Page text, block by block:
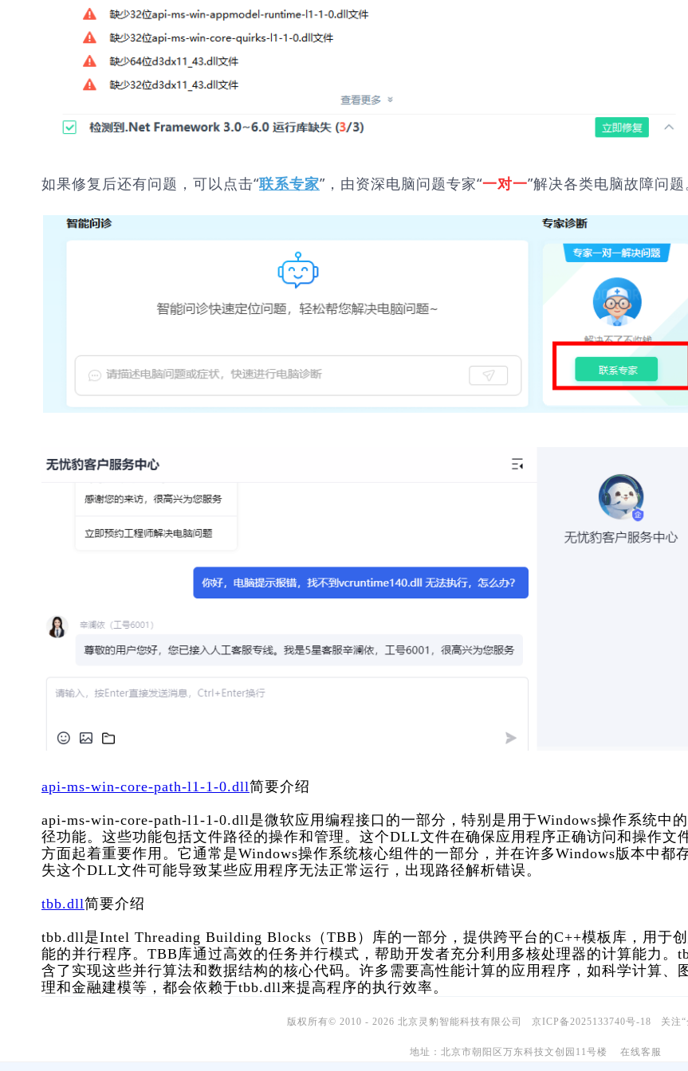
如果修复后还有问题，可以点击“联系专家”，由资深电脑问题专家“一对一”解决各类电脑故障问题
api-ms-win-core-path-l1-1-0.dll简要介绍
api-ms-win-core-path-l1-1-0.dll是微软应用编程接口的一部分，特别是用于Windows操作系统中
径功能。这些功能包括文件路径的操作和管理。这个DLL文件在确保应用程序正确访问和操作文
方面起着重要作用。它通常是Windows操作系统核心组件的一部分，并在许多Windows版本中都
失这个DLL文件可能导致某些应用程序无法正常运行，出现路径解析错误。
tbb.dll简要介绍
tbb.dll是Intel Threading Building Blocks（TBB）库的一部分，提供跨平台的C++模板库，用于
能的并行程序。TBB库通过高效的任务并行模式，帮助开发者充分利用多核处理器的计算能力。
含了实现这些并行算法和数据结构的核心代码。许多需要高性能计算的应用程序，如科学计算、
理和金融建模等，都会依赖于tbb.dll来提高程序的执行效率。
版权所有© 2010 - 2026 北京灵豹智能科技有限公司 京ICP备2025133740号-18 关注
地址：北京市朝阳区万东科技文创园11号楼 在线客服